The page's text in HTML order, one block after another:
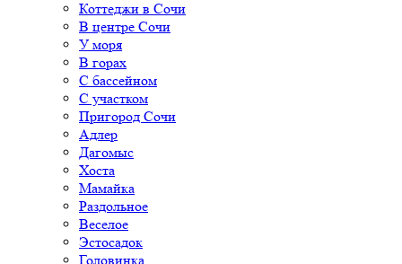
Коттеджи в Сочи
В центре Сочи
У моря
В горах
С бассейном
С участком
Пригород Сочи
Адлер
Дагомыс
Хоста
Мамайка
Раздольное
Веселое
Эстосадок
Головинка